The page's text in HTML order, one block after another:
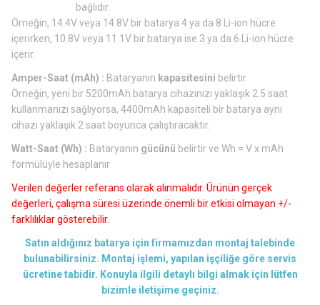
bağlıdır.
Örneğin, 14.4V veya 14.8V bir batarya 4 ya da 8 Li-ion hücre
içerirken, 10.8V veya 11.1V bir batarya ise 3 ya da 6 Li-ion hücre
içerir.
Amper-Saat (mAh) : Bataryanın kapasitesini belirtir.
Örneğin, yeni bir 5200mAh batarya cihazınızı yaklaşık 2.5 saat
kullanmanızı sağlıyorsa, 4400mAh kapasiteli bir batarya aynı
cihazı yaklaşık 2 saat boyunca çalıştıracaktır.
Watt-Saat (Wh) : Bataryanın gücünü belirtir ve Wh = V x mAh
formülüyle hesaplanır
Verilen değerler referans olarak alınmalıdır. Ürünün gerçek
değerleri, çalışma süresi üzerinde önemli bir etkisi olmayan +/-
farklılıklar gösterebilir.
Satın aldığınız batarya için firmamızdan montaj talebinde
bulunabilirsiniz. Montaj işlemi, yapılan işçiliğe göre servis
ücretine tabidir. Konuyla ilgili detaylı bilgi almak için lütfen
bizimle iletişime geçiniz.